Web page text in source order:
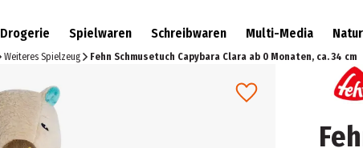
Drogerie Spielwaren Schreibwaren Multi-Media
Weiteres Spielzeug Fehn Schmusetuch Capybara Clara ab 0 Monaten, ca. 34 cm